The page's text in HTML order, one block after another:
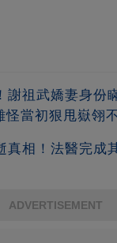
謝祖武嬌妻身份
怪當初狠甩嶽翎
真相！法醫完成
ADVERTISEMENT